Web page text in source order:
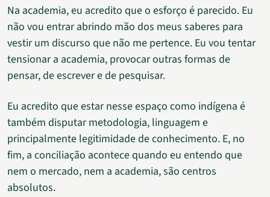
Na academia, eu acredito que o esforço é parecido. Eu
não vou entrar abrindo mão dos meus saberes para
vestir um discurso que não me pertence. Eu vou tentar
tensionar a academia, provocar outras formas de
pensar, de escrever e de pesquisar.
Eu acredito que estar nesse espaço como indígena é
também disputar metodologia, linguagem e
principalmente legitimidade de conhecimento. E, no
fim, a conciliação acontece quando eu entendo que
nem o mercado, nem a academia, são centros
absolutos.